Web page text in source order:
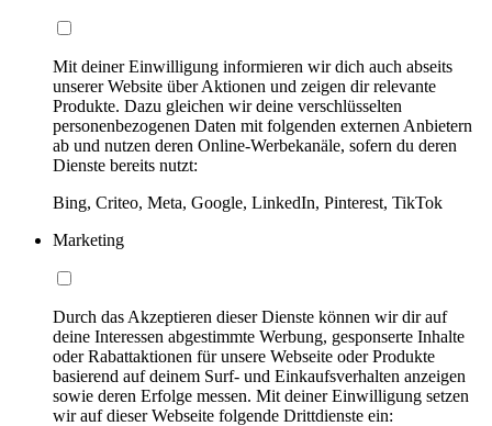
Mit deiner Einwilligung informieren wir dich auch abseits
unserer Website über Aktionen und zeigen dir relevante
Produkte. Dazu gleichen wir deine verschlüsselten
personenbezogenen Daten mit folgenden externen Anbietern
ab und nutzen deren Online-Werbekanäle, sofern du deren
Dienste bereits nutzt:
Bing, Criteo, Meta, Google, LinkedIn, Pinterest, TikTok
Marketing
Durch das Akzeptieren dieser Dienste können wir dir auf
deine Interessen abgestimmte Werbung, gesponserte Inhalte
oder Rabattaktionen für unsere Webseite oder Produkte
basierend auf deinem Surf- und Einkaufsverhalten anzeigen
sowie deren Erfolge messen. Mit deiner Einwilligung setzen
wir auf dieser Webseite folgende Drittdienste ein: